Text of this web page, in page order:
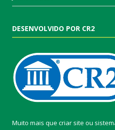
DESENVOLVIDO POR CR2
Muito mais que criar site ou